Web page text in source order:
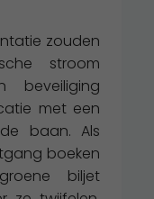
zouden
stroom
beveiliging
met een
baan. Als
boeken
biljet